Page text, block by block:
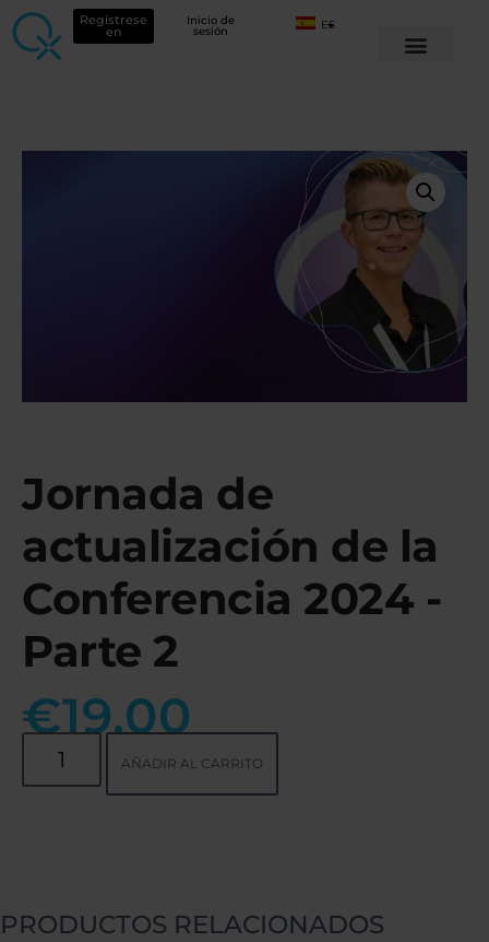
Regístrese
en
Inicio de
sesión ES
Jornada de
actualización de la
Conferencia 2024 -
Parte 2
€19.00
AÑADIR AL CARRITO
PRODUCTOS RELACIONADOS